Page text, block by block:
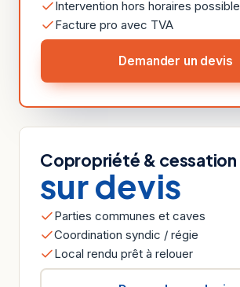
Intervention hors horaires possible
Facture pro avec TVA
Demander un devis
Copropriété & cessation
sur devis
Parties communes et caves
Coordination syndic / régie
Local rendu prêt à relouer